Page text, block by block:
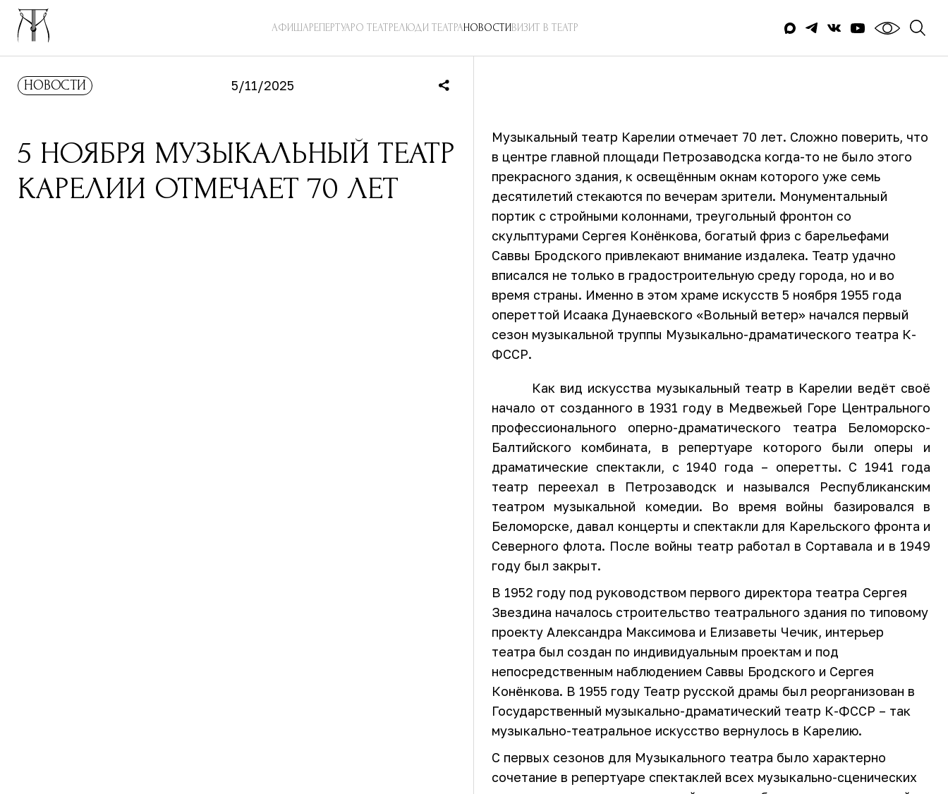
АФИШАРЕПЕРТУАРО ТЕАТРЕЛЮДИ ТЕАТРАНОВОСТИВИЗИТ В ТЕАТР
НОВОСТИ 5/11/2025
5 НОЯБРЯ МУЗЫКАЛЬНЫЙ ТЕАТР
КАРЕЛИИ ОТМЕЧАЕТ 70 ЛЕТ
Музыкальный театр Карелии отмечает 70 лет. Сложно поверить, что
в центре главной площади Петрозаводска когда-то не было этого
прекрасного здания, к освещённым окнам которого уже семь
десятилетий стекаются по вечерам зрители. Монументальный
портик с стройными колоннами, треугольный фронтон со
скульптурами Сергея Конёнкова, богатый фриз с барельефами
Саввы Бродского привлекают внимание издалека. Театр удачно
вписался не только в градостроительную среду города, но и во
время страны. Именно в этом храме искусств 5 ноября 1955 года
опереттой Исаака Дунаевского «Вольный ветер» начался первый
сезон музыкальной труппы Музыкально-драматического театра К-
ФССР.
Как вид искусства музыкальный театр в Карелии ведёт своё
начало от созданного в 1931 году в Медвежьей Горе Центрального
профессионального оперно-драматического театра Беломорско-
Балтийского комбината, в репертуаре которого были оперы и
драматические спектакли, с 1940 года – оперетты. С 1941 года
театр переехал в Петрозаводск и назывался Республиканским
театром музыкальной комедии. Во время войны базировался в
Беломорске, давал концерты и спектакли для Карельского фронта и
Северного флота. После войны театр работал в Сортавала и в 1949
году был закрыт.
В 1952 году под руководством первого директора театра Сергея
Звездина началось строительство театрального здания по типовому
проекту Александра Максимова и Елизаветы Чечик, интерьер
театра был создан по индивидуальным проектам и под
непосредственным наблюдением Саввы Бродского и Сергея
Конёнкова. В 1955 году Театр русской драмы был реорганизован в
Государственный музыкально-драматический театр К-ФССР – так
музыкально-театральное искусство вернулось в Карелию.
С первых сезонов для Музыкального театра было характерно
сочетание в репертуаре спектаклей всех музыкально-сценических